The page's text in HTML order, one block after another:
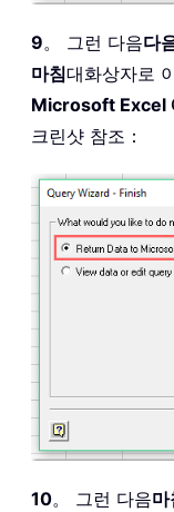
9。 그런 다음다
마침대화상자로
Microsoft Excel
크린샷 참조：
10。 그런 다음마